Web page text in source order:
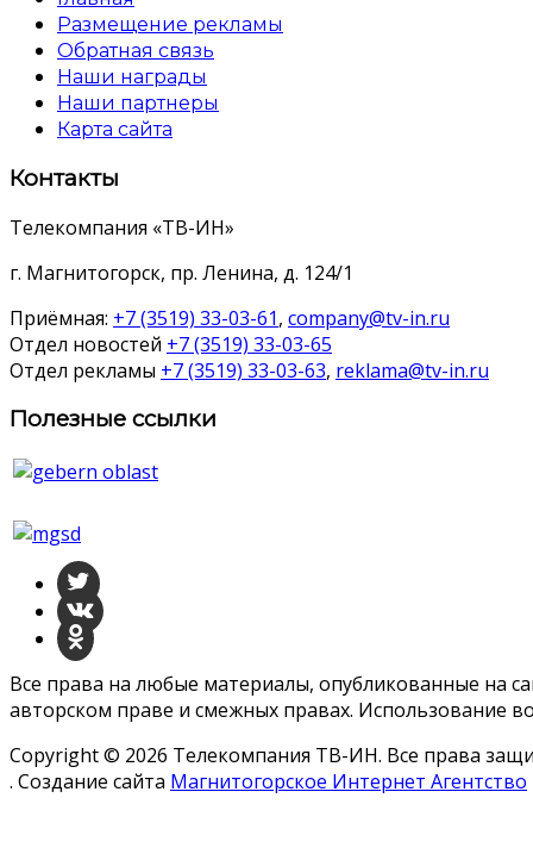
Размещение рекламы
Обратная связь
Наши награды
Наши партнеры
Карта сайта
Контакты
Телекомпания «ТВ-ИН»
г. Магнитогорск, пр. Ленина, д. 124/1
Приёмная: +7 (3519) 33-03-61, company@tv-in.ru
Отдел новостей +7 (3519) 33-03-65
Отдел рекламы +7 (3519) 33-03-63, reklama@tv-in.ru
Полезные ссылки
Все права на любые материалы, опубликованные на
авторском праве и смежных правах. Использование
Copyright © 2026 Телекомпания ТВ-ИН. Все права
. Создание сайта Магнитогорское Интернет Агентство